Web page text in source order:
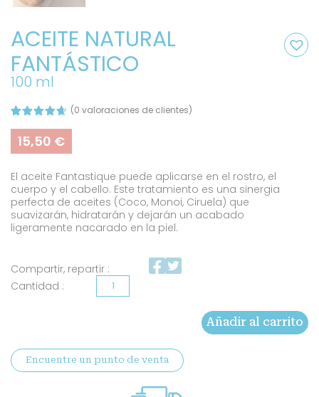
ACEITE NATURAL
FANTÁSTICO
100 ml
con
4.64
de 5 en
base a
es de
clientes
(0 valoraciones de clientes)
15,50 €
El aceite Fantastique puede aplicarse en el rostro, el
cuerpo y el cabello. Este tratamiento es una sinergia
perfecta de aceites (Coco, Monoi, Ciruela) que
suavizarán, hidratarán y dejarán un acabado
ligeramente nacarado en la piel.
Compartir, repartir :
Aceite
cantidad
Añadir al carrito
Encuentre un punto de venta